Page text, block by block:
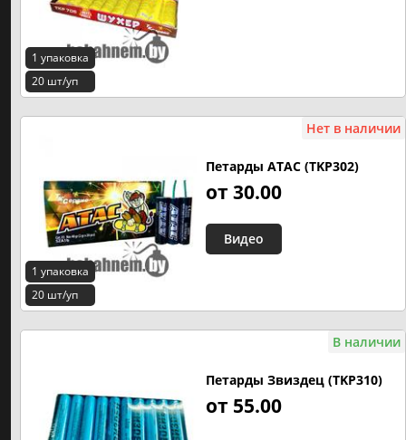
1 упаковка
20 шт/уп
1 упаковка
20 шт/уп
Петарды АТАС (TKP302)
от 30.00
Нет в наличии
Видео
Петарды Звиздец (TKP310)
от 55.00
В наличии